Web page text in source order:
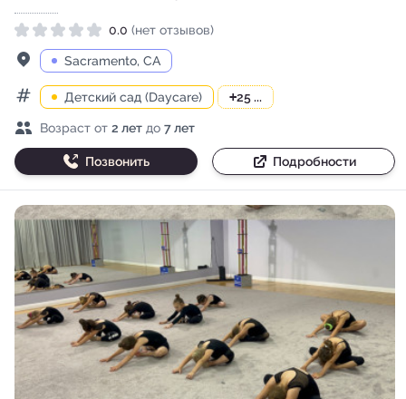
Рейтинг 0.0 из 5
0.0 (нет отзывов)
Адрес
Sacramento, CA
КатегорииДетский сад (Daycare) +25 ...
Возраст детей
Возраст от 2 лет до 7 лет
Позвонить Подробности